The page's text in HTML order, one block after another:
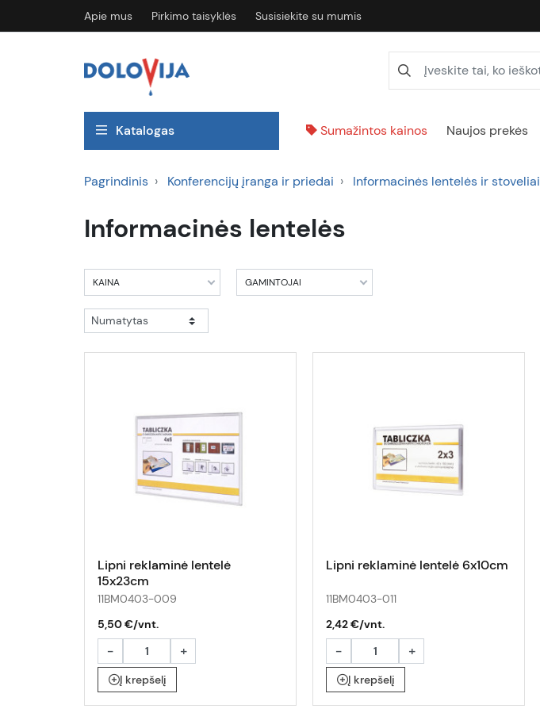
Apie mus Pirkimo taisyklės Susisiekite su mumis
Katalogas Sumažintos kainos Naujos prekės
Pagrindinis Konferencijų įranga ir priedai Informacinės lentelės ir stoveliai
Informacinės lentelės
KAINA GAMINTOJAI
Lipni reklaminė lentelė
15x23cm
11BM0403-009
5,50 €/vnt.
- +
Į krepšelį
Lipni reklaminė lentelė 6x10cm
11BM0403-011
2,42 €/vnt.
- +
Į krepšelį